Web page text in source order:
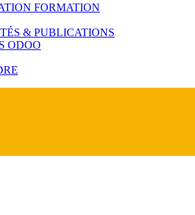
FORMATION
& PUBLICATIONS
ODOO